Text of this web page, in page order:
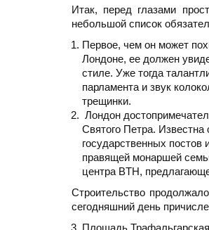
Итак, перед глазами
небольшой список
Первое, чем он может
Лондоне, ее должен
стиле. Уже тогда
парламента и звук
трещинки.
Лондон
Святого Петра.
государственных
правящей монаршей
центра BTH,
Строительство
сегодняшний день